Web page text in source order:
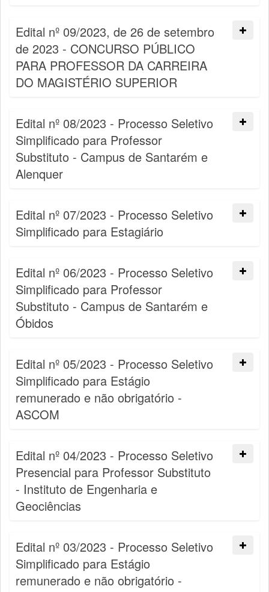
Edital nº 09/2023, de 26 de setembro
de 2023 - CONCURSO PÚBLICO
PARA PROFESSOR DA CARREIRA
DO MAGISTÉRIO SUPERIOR
Edital nº 08/2023 - Processo Seletivo
Simplificado para Professor
Substituto - Campus de Santarém e
Alenquer
Edital nº 07/2023 - Processo Seletivo
Simplificado para Estagiário
Edital nº 06/2023 - Processo Seletivo
Simplificado para Professor
Substituto - Campus de Santarém e
Óbidos
Edital nº 05/2023 - Processo Seletivo
Simplificado para Estágio
remunerado e não obrigatório -
ASCOM
Edital nº 04/2023 - Processo Seletivo
Presencial para Professor Substituto
- Instituto de Engenharia e
Geociências
Edital nº 03/2023 - Processo Seletivo
Simplificado para Estágio
remunerado e não obrigatório -